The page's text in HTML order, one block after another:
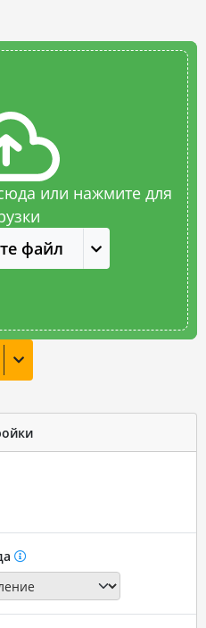
или нажмите для
файл